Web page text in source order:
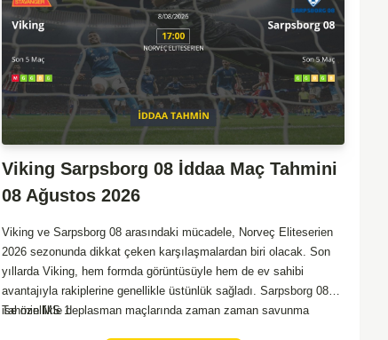
Viking Sarpsborg 08 İddaa Maç Tahmini
08 Ağustos 2026
Viking ve Sarpsborg 08 arasındaki mücadele, Norveç Eliteserien
2026 sezonunda dikkat çeken karşılaşmalardan biri olacak. Son
yıllarda Viking, hem formda görüntüsüyle hem de ev sahibi
avantajıyla rakiplerine genellikle üstünlük sağladı. Sarpsborg 08
ise özellikle deplasman maçlarında zaman zaman savunma
Tahmin MS 1